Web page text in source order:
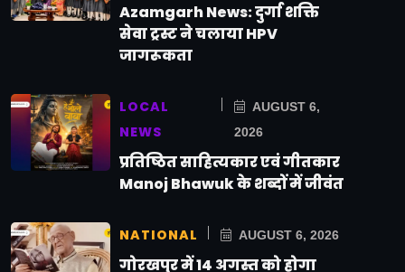
Azamgarh News: दुर्गा शक्ति
सेवा ट्रस्ट ने चलाया HPV
जागरूकता
LOCAL
NEWS
AUGUST 6,
2026
प्रतिष्ठित साहित्यकार एवं गीतकार
Manoj Bhawuk के शब्दों में जीवंत
NATIONAL AUGUST 6, 2026
गोरखपुर में 14 अगस्त को होगा